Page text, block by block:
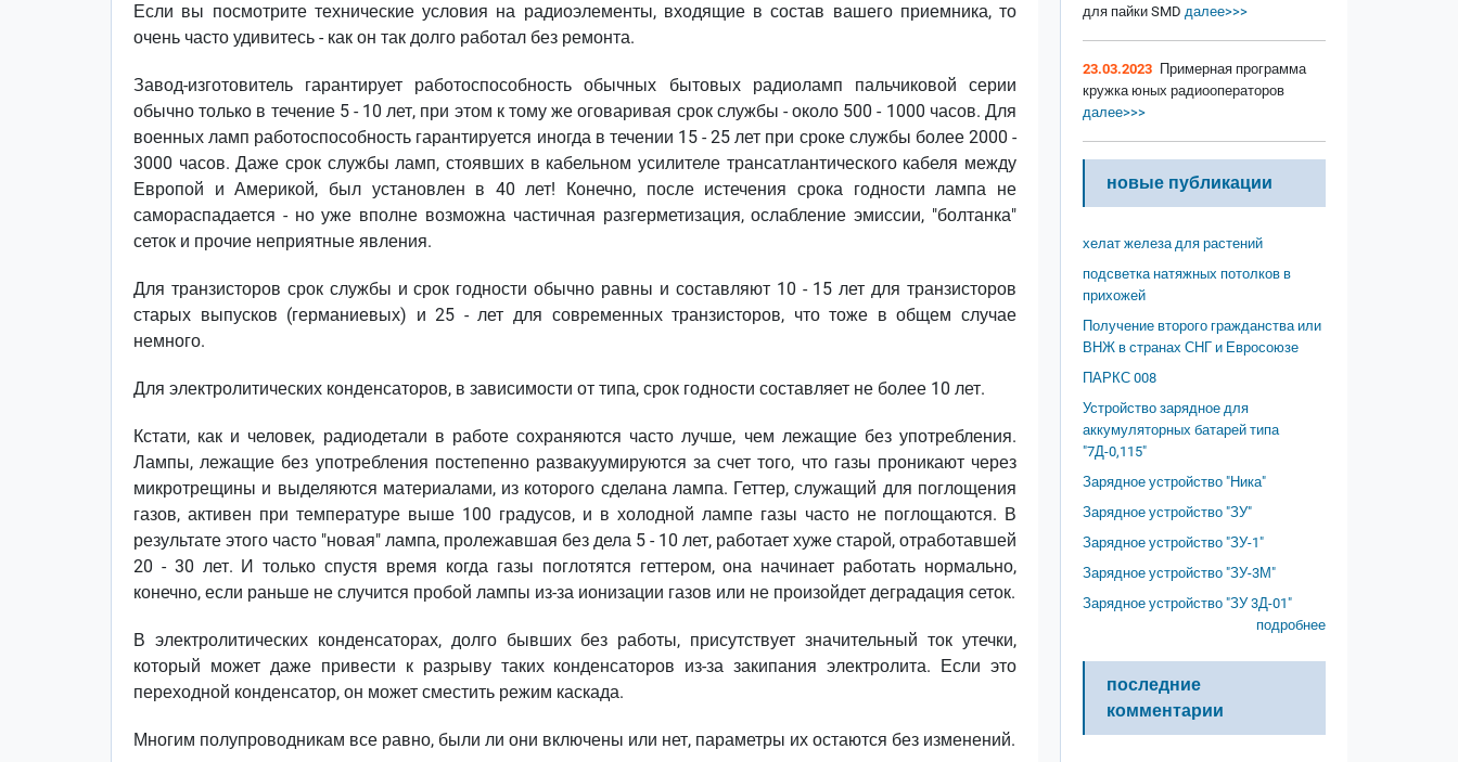
Если вы посмотрите технические условия на радиоэлементы, входящие в состав вашего приемника, то
очень часто удивитесь - как он так долго работал без ремонта.
Завод-изготовитель гарантирует работоспособность обычных бытовых радиоламп пальчиковой серии
обычно только в течение 5 - 10 лет, при этом к тому же оговаривая срок службы - около 500 - 1000 часов. Для
военных ламп работоспособность гарантируется иногда в течении 15 - 25 лет при сроке службы более 2000 -
3000 часов. Даже срок службы ламп, стоявших в кабельном усилителе трансатлантического кабеля между
Европой и Америкой, был установлен в 40 лет! Конечно, после истечения срока годности лампа не
самораспадается - но уже вполне возможна частичная разгерметизация, ослабление эмиссии, "болтанка"
сеток и прочие неприятные явления.
Для транзисторов срок службы и срок годности обычно равны и составляют 10 - 15 лет для транзисторов
старых выпусков (германиевых) и 25 - лет для современных транзисторов, что тоже в общем случае
немного.
Для электролитических конденсаторов, в зависимости от типа, срок годности составляет не более 10 лет.
Кстати, как и человек, радиодетали в работе сохраняются часто лучше, чем лежащие без употребления.
Лампы, лежащие без употребления постепенно развакуумируются за счет того, что газы проникают через
микротрещины и выделяются материалами, из которого сделана лампа. Геттер, служащий для поглощения
газов, активен при температуре выше 100 градусов, и в холодной лампе газы часто не поглощаются. В
результате этого часто "новая" лампа, пролежавшая без дела 5 - 10 лет, работает хуже старой, отработавшей
20 - 30 лет. И только спустя время когда газы поглотятся геттером, она начинает работать нормально,
конечно, если раньше не случится пробой лампы из-за ионизации газов или не произойдет деградация сеток.
В электролитических конденсаторах, долго бывших без работы, присутствует значительный ток утечки,
который может даже привести к разрыву таких конденсаторов из-за закипания электролита. Если это
переходной конденсатор, он может сместить режим каскада.
Многим полупроводникам все равно, были ли они включены или нет, параметры их остаются без изменений.
для пайки SMD далее>>>
23.03.2023 Примерная программа
кружка юных радиооператоров
далее>>>
новые публикации
хелат железа для растений
подсветка натяжных потолков в
прихожей
Получение второго гражданства или
ВНЖ в странах СНГ и Евросоюзе
ПАРКС 008
Устройство зарядное для
аккумуляторных батарей типа
"7Д-0,115"
Зарядное устройство "Ника"
Зарядное устройство "ЗУ"
Зарядное устройство "ЗУ-1"
Зарядное устройство "ЗУ-3М"
Зарядное устройство "ЗУ 3Д-01"
подробнее
последние
комментарии